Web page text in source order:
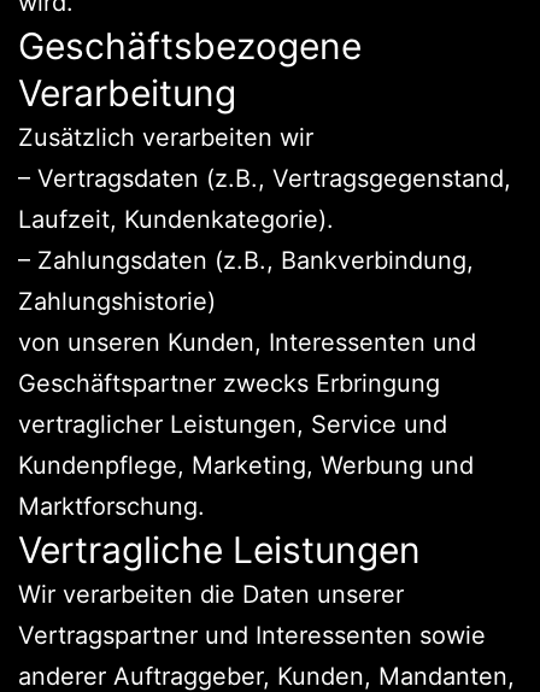
Geschäftsbezogene
Verarbeitung
Zusätzlich verarbeiten wir
– Vertragsdaten (z.B., Vertragsgegenstand,
Laufzeit, Kundenkategorie).
– Zahlungsdaten (z.B., Bankverbindung,
Zahlungshistorie)
von unseren Kunden, Interessenten und
Geschäftspartner zwecks Erbringung
vertraglicher Leistungen, Service und
Kundenpflege, Marketing, Werbung und
Marktforschung.
Vertragliche Leistungen
Wir verarbeiten die Daten unserer
Vertragspartner und Interessenten sowie
anderer Auftraggeber, Kunden, Mandanten,